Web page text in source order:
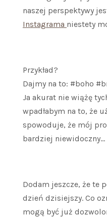
naszej perspektywy
Instagrama niestety
Przykład?
Dajmy na to: #boho
Ja akurat nie wiążę
wpadłabym na to, że
spowoduje, że mój
bardziej niewidoczny…
Dodam jeszcze, że te
dzień dzisiejszy. Co
mogą być już